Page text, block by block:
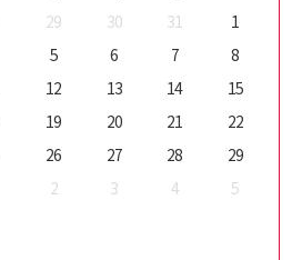
29 30 31
1
5 6 7
8
12 13 14
15
19 20 21
22
26 27 28
29
2 3 4 5